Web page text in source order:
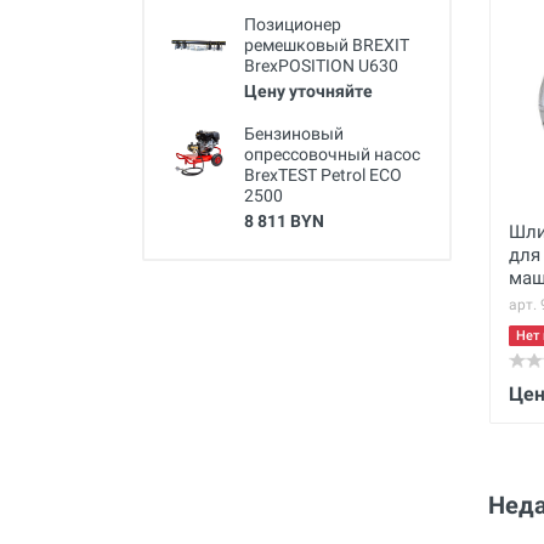
Позиционер
ремешковый BREXIT
BrexPOSITION U630
Цену уточняйте
Бензиновый
опрессовочный насос
BrexTEST Petrol ECO
2500
8 811 BYN
арт.
Нет